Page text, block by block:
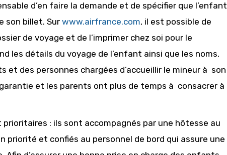
d’en faire la demande et de spécifier que l’enfant
son billet. Sur www.airfrance.com, il est possible de
de voyage et de l’imprimer chez soi pour le
les détails du voyage de l’enfant ainsi que les noms,
des personnes chargées d’accueillir le mineur à son
et les parents ont plus de temps à consacrer à
: ils sont accompagnés par une hôtesse au
priorité et confiés au personnel de bord qui assure une